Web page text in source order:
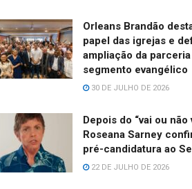
Orleans Brandão
papel das igrejas e
ampliação da
segmento evangélico
30 DE JULHO DE 2026
Depois do “vai ou não
Roseana Sarney
pré-candidatura ao
22 DE JULHO DE 2026